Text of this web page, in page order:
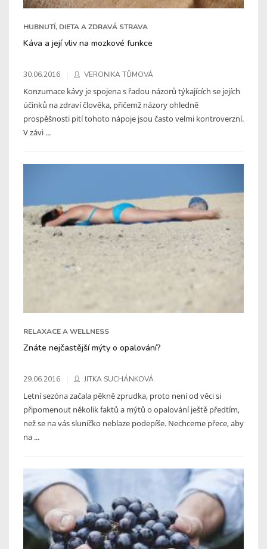
HUBNUTÍ, DIETA A ZDRAVÁ STRAVA
Káva a její vliv na mozkové funkce
30.06.2016 VERONIKA TŮMOVÁ
Konzumace kávy je spojena s řadou názorů týkajících se jejích
účinků na zdraví člověka, přičemž názory ohledně
prospěšnosti pití tohoto nápoje jsou často velmi kontroverzní.
V závi ...
RELAXACE A WELLNESS
Znáte nejčastější mýty o opalování?
29.06.2016 JITKA SUCHÁNKOVÁ
Letní sezóna začala pěkně zprudka, proto není od věci si
připomenout několik faktů a mýtů o opalování ještě předtím,
než se na vás sluníčko neblaze podepíše. Nechceme přece, aby
na ...